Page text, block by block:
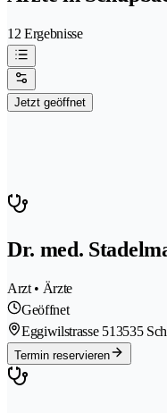
12 Ergebnisse
Jetzt geöffnet
Dr. med.
Arzt • Ärzte
Geöffnet
Eggiwilstrasse 513535
Termin reservieren